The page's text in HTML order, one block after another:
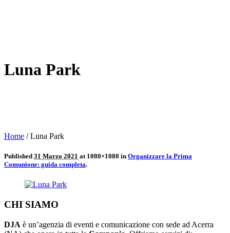
Luna Park
Home /Luna Park
Published 31 Marzo 2021 at 1080×1080 in Organizzare la Prima
Comunione: guida completa.
CHI SIAMO
DJA è un’agenzia di eventi e comunicazione con sede ad Acerra